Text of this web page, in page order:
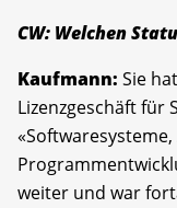
CW: Welchen
Kaufmann: Sie
Lizenzgeschäft für
weiter und war